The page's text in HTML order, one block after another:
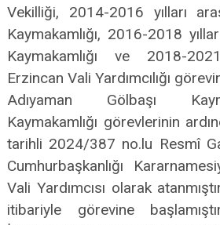
Vekilliği, 2014-2016 yılları
Kaymakamlığı, 2016-2018
Kaymakamlığı ve 2018-
Erzincan Vali Yardımcılığı
Adıyaman Gölbaşı
Kaymakamlığı görevlerinin
tarihli 2024/387 no.lu Resmî
Cumhurbaşkanlığı
Vali Yardımcısı olarak
itibariyle görevine